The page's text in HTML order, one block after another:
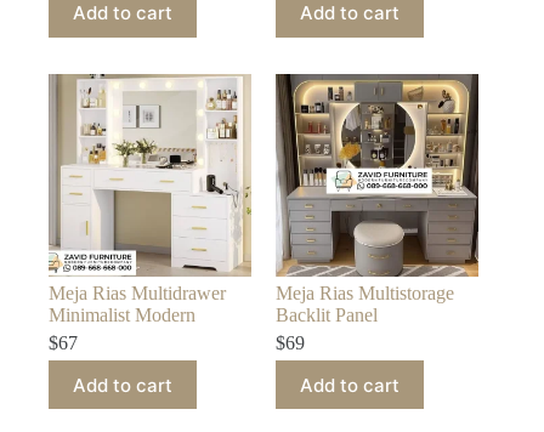
Add to cart Add to cart
Meja Rias Multidrawer
Minimalist Modern
$67
Add to cart
Meja Rias Multistorage
Backlit Panel
$69
Add to cart